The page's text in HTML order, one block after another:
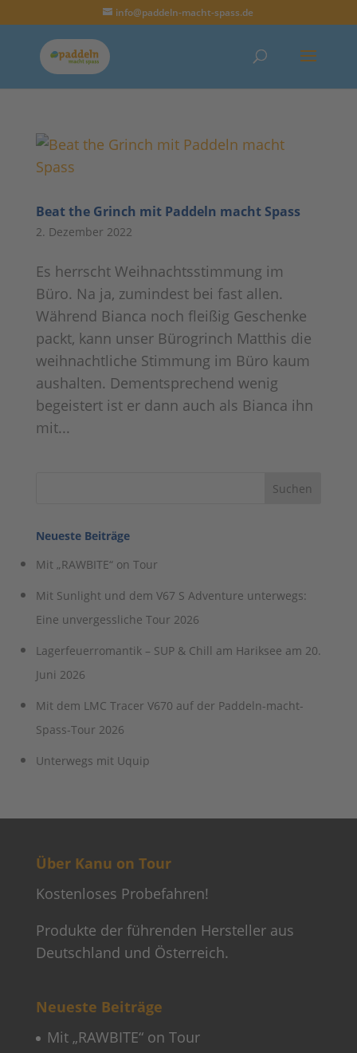
info@paddeln-macht-spass.de
Beat the Grinch mit Paddeln macht Spass
2. Dezember 2022
Es herrscht Weihnachtsstimmung im
Büro. Na ja, zumindest bei fast allen.
Während Bianca noch fleißig Geschenke
packt, kann unser Bürogrinch Matthis die
weihnachtliche Stimmung im Büro kaum
aushalten. Dementsprechend wenig
begeistert ist er dann auch als Bianca ihn
mit...
Neueste Beiträge
Mit „RAWBITE“ on Tour
Mit Sunlight und dem V67 S Adventure unterwegs:
Eine unvergessliche Tour 2026
Lagerfeuerromantik – SUP & Chill am Hariksee am 20.
Juni 2026
Mit dem LMC Tracer V670 auf der Paddeln-macht-
Spass-Tour 2026
Unterwegs mit Uquip
Über Kanu on Tour
Kostenloses Probefahren!
Produkte der führenden Hersteller aus
Deutschland und Österreich.
Neueste Beiträge
Mit „RAWBITE“ on Tour